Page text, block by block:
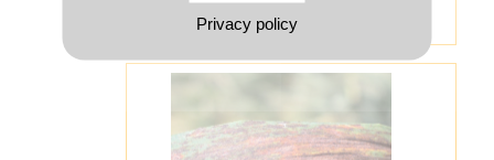
inférieure).
Privacy policy